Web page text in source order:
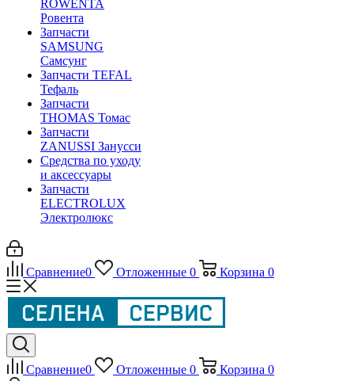
ROWENTA
Ровента
Запчасти
SAMSUNG
Самсунг
Запчасти TEFAL
Тефаль
Запчасти
THOMAS Томас
Запчасти
ZANUSSI Занусси
Средства по уходу
и аксессуары
Запчасти
ELECTROLUX
Электролюкс
Сравнение0 Отложенные 0 Корзина 0
Сравнение0 Отложенные 0 Корзина 0